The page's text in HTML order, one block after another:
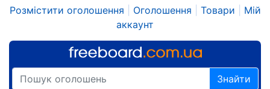
Розмістити оголошення Оголошення Товари
Мій
аккаунт
Знайти